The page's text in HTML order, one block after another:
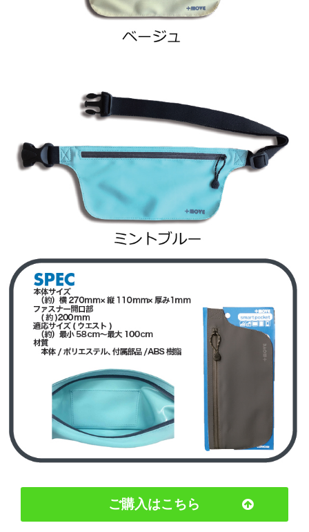
ご購入はこちら